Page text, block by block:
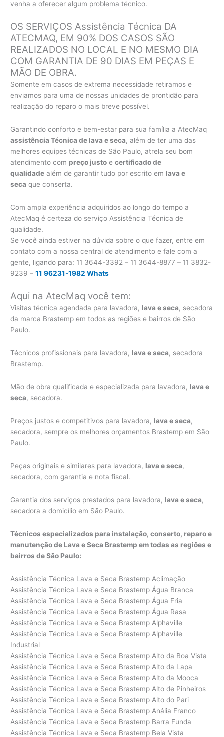
venha a oferecer algum problema técnico.
OS SERVIÇOS Assistência Técnica DA
ATECMAQ, EM 90% DOS CASOS SÃO
REALIZADOS NO LOCAL E NO MESMO DIA
COM GARANTIA DE 90 DIAS EM PEÇAS E
MÃO DE OBRA.
Somente em casos de extrema necessidade retiramos e
enviamos para uma de nossas unidades de prontidão para
realização do reparo o mais breve possível.
Garantindo conforto e bem-estar para sua família a AtecMaq
assistência Técnica de lava e seca, além de ter uma das
melhores equipes técnicas de São Paulo, atrela seu bom
atendimento com preço justo ecertificado de
qualidade além de garantir tudo por escrito em lava e
seca que conserta.
Com ampla experiência adquiridos ao longo do tempo a
AtecMaq é certeza do serviço Assistência Técnica de
qualidade.
Se você ainda estiver na dúvida sobre o que fazer, entre em
contato com a nossa central de atendimento e fale com a
gente, ligando para: 11 3644-3392 – 11 3644-8877 – 11 3832-
9239 –11 96231-1982 Whats
Aqui na AtecMaq você tem:
Visitas técnica agendada para lavadora, lava e seca, secadora
da marca Brastemp em todos as regiões e bairros de São
Paulo.
Técnicos profissionais para lavadora, lava e seca, secadora
Brastemp.
Mão de obra qualificada e especializada para lavadora, lava e
seca, secadora.
Preços justos e competitivos para lavadora, lava e seca,
secadora, sempre os melhores orçamentos Brastemp em São
Paulo.
Peças originais e similares para lavadora, lava e seca,
secadora, com garantia e nota fiscal.
Garantia dos serviços prestados para lavadora, lava e seca,
secadora a domicílio em São Paulo.
Técnicos especializados para instalação, conserto, reparo e
manutenção de Lava e Seca Brastemp em todas as regiões e
bairros de São Paulo:
Assistência Técnica Lava e Seca Brastemp Aclimação
Assistência Técnica Lava e Seca Brastemp Água Branca
Assistência Técnica Lava e Seca Brastemp Água Fria
Assistência Técnica Lava e Seca Brastemp Água Rasa
Assistência Técnica Lava e Seca Brastemp Alphaville
Assistência Técnica Lava e Seca Brastemp Alphaville
Industrial
Assistência Técnica Lava e Seca Brastemp Alto da Boa Vista
Assistência Técnica Lava e Seca Brastemp Alto da Lapa
Assistência Técnica Lava e Seca Brastemp Alto da Mooca
Assistência Técnica Lava e Seca Brastemp Alto de Pinheiros
Assistência Técnica Lava e Seca Brastemp Alto do Pari
Assistência Técnica Lava e Seca Brastemp Anália Franco
Assistência Técnica Lava e Seca Brastemp Barra Funda
Assistência Técnica Lava e Seca Brastemp Bela Vista